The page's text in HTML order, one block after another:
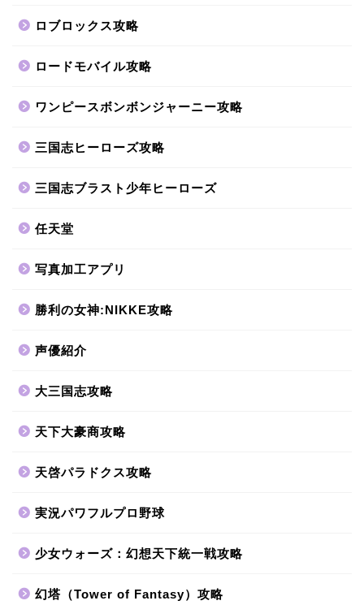
ロブロックス攻略
ロードモバイル攻略
ワンピースボンボンジャーニー攻略
三国志ヒーローズ攻略
三国志ブラスト少年ヒーローズ
任天堂
写真加工アプリ
勝利の女神:NIKKE攻略
声優紹介
大三国志攻略
天下大豪商攻略
天啓パラドクス攻略
実況パワフルプロ野球
少女ウォーズ：幻想天下統一戦攻略
幻塔（Tower of Fantasy）攻略